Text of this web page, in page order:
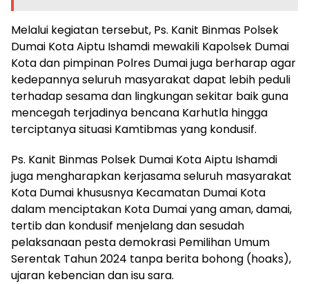
Melalui kegiatan tersebut, Ps. Kanit Binmas Polsek
Dumai Kota Aiptu Ishamdi mewakili Kapolsek Dumai
Kota dan pimpinan Polres Dumai juga berharap agar
kedepannya seluruh masyarakat dapat lebih peduli
terhadap sesama dan lingkungan sekitar baik guna
mencegah terjadinya bencana Karhutla hingga
terciptanya situasi Kamtibmas yang kondusif.
Ps. Kanit Binmas Polsek Dumai Kota Aiptu Ishamdi
juga mengharapkan kerjasama seluruh masyarakat
Kota Dumai khususnya Kecamatan Dumai Kota
dalam menciptakan Kota Dumai yang aman, damai,
tertib dan kondusif menjelang dan sesudah
pelaksanaan pesta demokrasi Pemilihan Umum
Serentak Tahun 2024 tanpa berita bohong (hoaks),
ujaran kebencian dan isu sara.